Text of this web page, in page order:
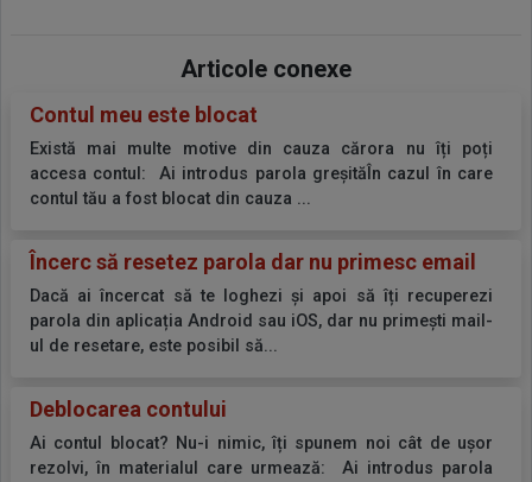
Articole conexe
Contul meu este blocat
Există mai multe motive din cauza cărora nu îți poți
accesa contul: Ai introdus parola greșităÎn cazul în care
contul tău a fost blocat din cauza ...
Încerc să resetez parola dar nu primesc email
Dacă ai încercat să te loghezi și apoi să îți recuperezi
parola din aplicația Android sau iOS, dar nu primești mail-
ul de resetare, este posibil să...
Deblocarea contului
Ai contul blocat? Nu-i nimic, îți spunem noi cât de ușor
rezolvi, în materialul care urmează: Ai introdus parola